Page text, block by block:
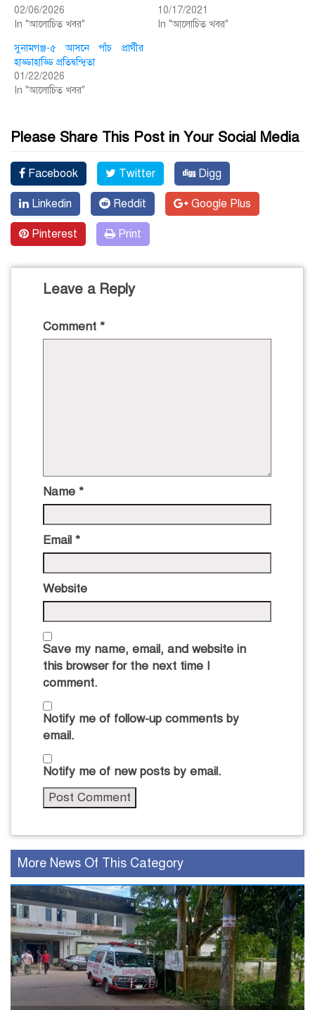
02/06/2026
In "আলোচিত খবর"
10/17/2021
In "আলোচিত খবর"
সুনামগঞ্জ-৫ আসনে পাঁচ প্রার্থীর
হাড্ডাহাড্ডি প্রতিদ্বন্দ্বিতা
01/22/2026
In "আলোচিত খবর"
Please Share This Post in Your Social Media
Facebook Twitter Digg
Linkedin Reddit Google Plus
Pinterest Print
Leave a Reply
Comment *
Name *
Email *
Website
Save my name, email, and website in
this browser for the next time I
comment.
Notify me of follow-up comments by
email.
Notify me of new posts by email.
More News Of This Category